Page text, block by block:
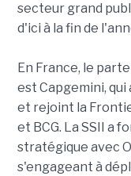
secteur grand
d'ici à la fin de
En France, le
est Capgemini,
et rejoint la
et BCG. La SSII a
stratégique avec
s'engageant à